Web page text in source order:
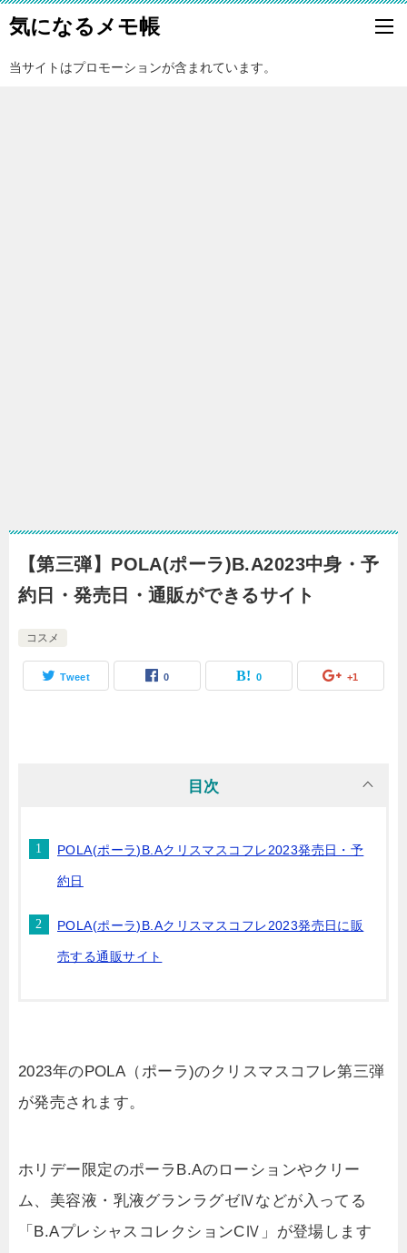
気になるメモ帳
当サイトはプロモーションが含まれています。
【第三弾】POLA(ポーラ)B.A2023中身・予
約日・発売日・通販ができるサイト
コスメ
Tweet 0 0 +1
目次
POLA(ポーラ)B.Aクリスマスコフレ2023発売日・予
約日
POLA(ポーラ)B.Aクリスマスコフレ2023発売日に販
売する通販サイト
2023年のPOLA（ポーラ)のクリスマスコフレ第三弾
が発売されます。
ホリデー限定のポーラB.Aのローションやクリー
ム、美容液・乳液グランラグゼⅣなどが入ってる
「B.AプレシャスコレクションCⅣ」が登場します